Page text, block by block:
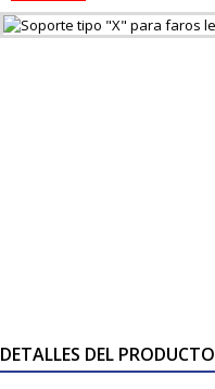
DETALLES DEL PRODUCTO